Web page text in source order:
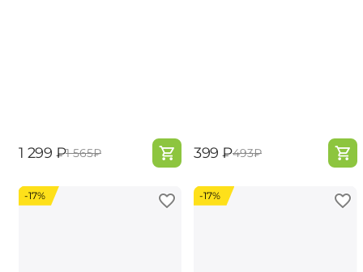
‍1 299‍ ₽‍1 565‍₽ ‍399‍ ₽‍493‍₽
-17% -17%